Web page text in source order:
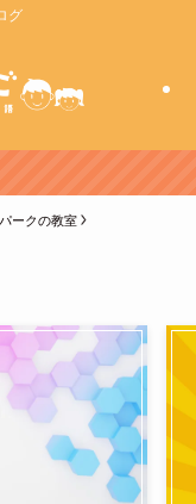
グ
ークの教室